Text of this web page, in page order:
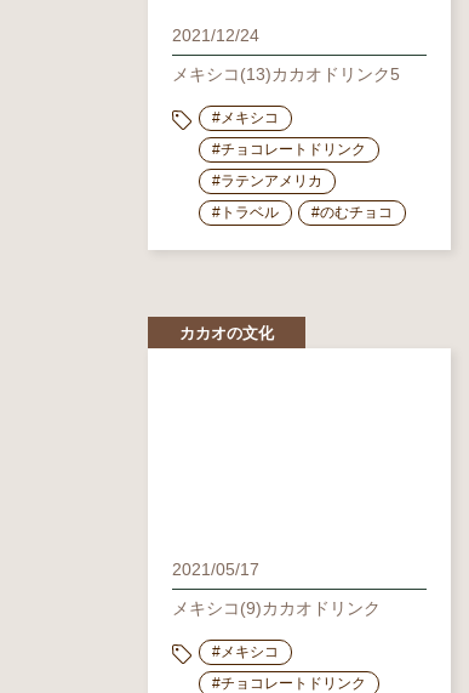
2021/12/24
メキシコ(13)カカオドリンク5
#メキシコ
#チョコレートドリンク
#ラテンアメリカ
#トラベル
#のむチョコ
カカオの文化
2021/05/17
メキシコ(9)カカオドリンク
#メキシコ
#チョコレートドリンク